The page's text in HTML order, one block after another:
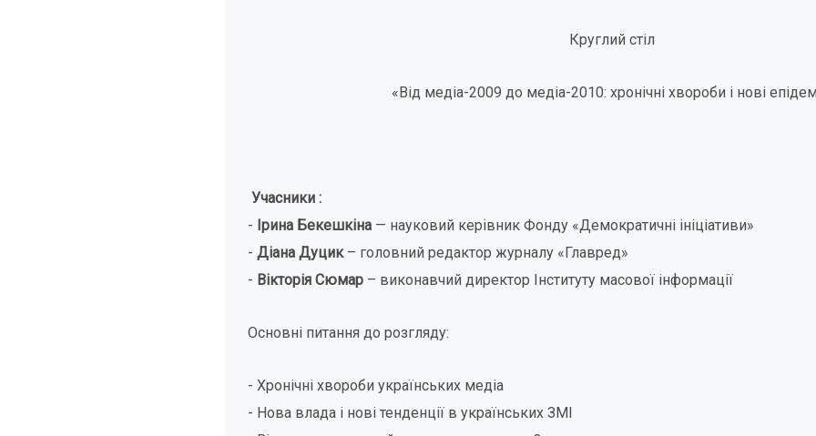
Круглий стіл
«Від медіа-2009 до медіа-2010: хронічні хвороби і нові
Учасники :
- Ірина Бекешкіна — науковий керівник Фонду «Демократичні ініціативи»
- Діана Дуцик– головний редактор журналу «Главред»
- Вікторія Сюмар – виконавчий директор Інституту масової інформації
Основні питання до розгляду:
- Хронічні хвороби українських медіа
- Нова влада і нові тенденції в українських ЗМІ